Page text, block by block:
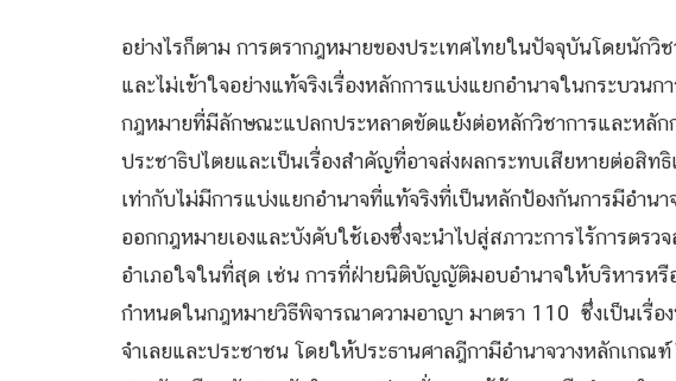
อย่างไรก็ตาม การตรากฎหมายของประเทศไทยในปัจจุบันโดยนักวิ
และไม่เข้าใจอย่างแท้จริงเรื่องหลักการแบ่งแยกอำนาจในกระบวน
กฎหมายที่มีลักษณะแปลกประหลาดขัดแย้งต่อหลักวิชาการและหลัก
ประชาธิปไตยและเป็นเรื่องสำคัญที่อาจส่งผลกระทบเสียหายต่อสิทธิ
เท่ากับไม่มีการแบ่งแยกอำนาจที่แท้จริงที่เป็นหลักป้องกันการมีอำน
ออกกฎหมายเองและบังคับใช้เองซึ่งจะนำไปสู่สภาวะการไร้การตร
อำเภอใจในที่สุด เช่น การที่ฝ่ายนิติบัญญัติมอบอำนาจให้บริหารหรื
กำหนดในกฎหมายวิธีพิจารณาความอาญา มาตรา 110 ซึ่งเป็นเรื่อ
จำเลยและประชาชน โดยให้ประธานศาลฎีกามีอำนาจวางหลักเกณฑ์